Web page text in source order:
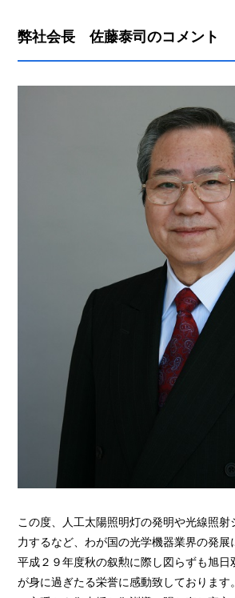
弊社会長 佐藤泰司のコメント
この度、人工太陽照明灯の発明や光線照射
力するなど、わが国の光学機器業界の発展
平成２９年度秋の叙勲に際し図らずも旭日
が身に過ぎたる栄誉に感動致しております